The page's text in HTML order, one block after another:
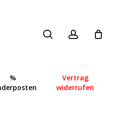
%
Vertrag
widerrufen